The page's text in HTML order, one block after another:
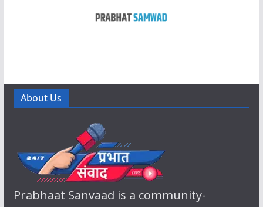
About Us
Prabhaat Sanvaad is a community-